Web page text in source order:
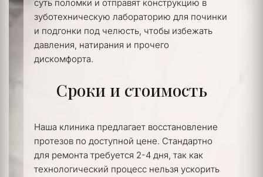
суть поломки и отправят конструкцию в
зуботехническую лабораторию для починки
и подгонки под челюсть, чтобы избежать
давления, натирания и прочего
дискомфорта.
Сроки и стоимость
Наша клиника предлагает восстановление
протезов по доступной цене. Стандартно
для ремонта требуется 2-4 дня, так как
технологический процесс нельзя ускорить